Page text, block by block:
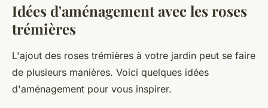
Idées d'aménagement avec les roses
trémières
L'ajout des roses trémières à votre jardin peut se faire
de plusieurs manières. Voici quelques idées
d'aménagement pour vous inspirer.